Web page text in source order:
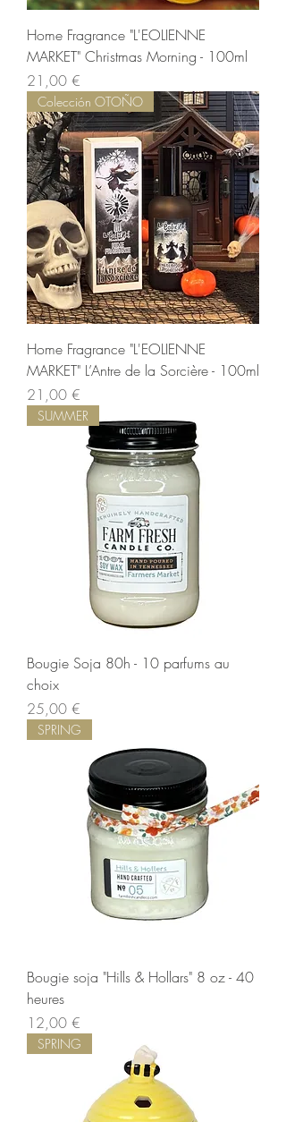
Home Fragrance "L'EOLIENNE
MARKET" Christmas Morning - 100ml
Precio
21,00 €
Colección OTOÑO
Home Fragrance "L'EOLIENNE
MARKET" L’Antre de la Sorcière - 100ml
Precio
21,00 €
SUMMER
Bougie Soja 80h - 10 parfums au
choix
Precio
25,00 €
SPRING
Bougie soja "Hills & Hollars" 8 oz - 40
heures
Precio
12,00 €
SPRING